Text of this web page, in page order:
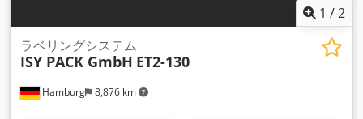
ルミニウム、アルミニウム/PVC;アイドル時の最大機械サイクル
速度: Alu/Alu 40 サイクル/分、Alu/PVC 70 サイクル/分 (57 x
80 mm Alu/PVC ブリスターに相当: 280 ブリスター/分)。レー
ン数: 顧客固有。成形フィルムの最大ロール径：600mm消費電
Cedpfev Nkvcox Adzerf 新品価格は通常の中古価格よりも安い
1 /2
Hamburg 8,876 km
ラベリングシステム
ISY PACK GmbH ET2-130